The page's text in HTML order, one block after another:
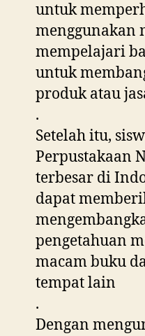
untuk
menggunakan
mempelajari
untuk
produk atau
.
Setelah itu,
Perpustakaan
terbesar di
dapat
pengetahuan
macam buku
tempat lain
.
Dengan